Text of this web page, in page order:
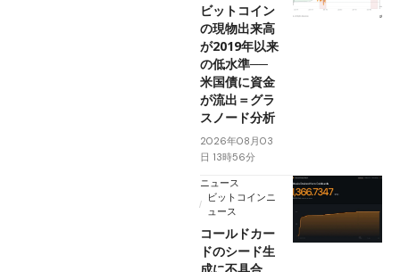
ビットコイン
の現物出来高
が2019年以来
の低水準──
米国債に資金
が流出＝グラ
スノード分析
2026年08月03
日 13時56分
ニュース
ビットコインニ
ュース
コールドカー
ドのシード生
成に不具合